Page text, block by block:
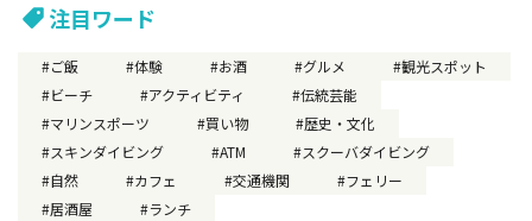
注目ワード
ご飯 体験 お酒 グルメ
観光スポット
ビーチ
アクティビティ
伝統芸能
マリンスポーツ
買い物
歴史・文化
スキンダイビング
ATM
スクーバダイビング
自然
カフェ 交通機関
フェリー
居酒屋
ランチ